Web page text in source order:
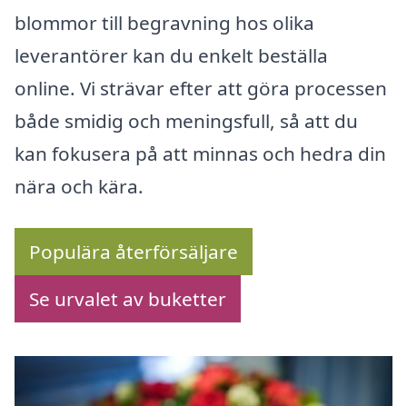
blommor till begravning hos olika
leverantörer kan du enkelt beställa
online. Vi strävar efter att göra processen
både smidig och meningsfull, så att du
kan fokusera på att minnas och hedra din
nära och kära.
Populära återförsäljare
Se urvalet av buketter